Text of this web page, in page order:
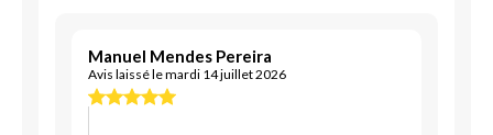
Manuel Mendes Pereira
Avis laissé le mardi 14 juillet 2026